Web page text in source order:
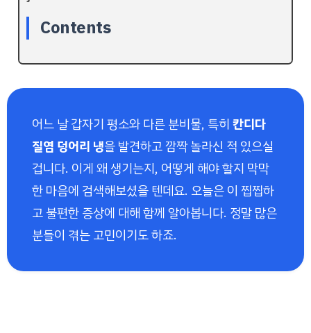
Contents
어느 날 갑자기 평소와 다른 분비물, 특히칸디다
질염 덩어리 냉을 발견하고 깜짝 놀라신 적 있으실
겁니다. 이게 왜 생기는지, 어떻게 해야 할지 막막
한 마음에 검색해보셨을 텐데요. 오늘은 이 찝찝하
고 불편한 증상에 대해 함께 알아봅니다. 정말 많은
분들이 겪는 고민이기도 하죠.